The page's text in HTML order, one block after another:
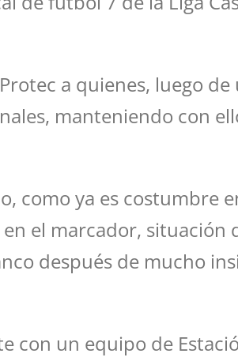
a quienes, luego
manteniendo con
como ya es costumbre
el marcador, situación
después de mucho
con un equipo de